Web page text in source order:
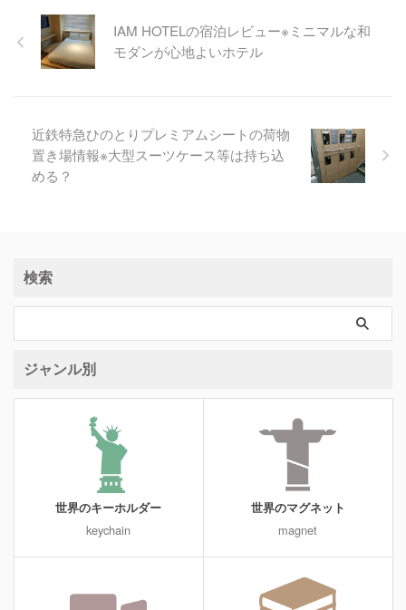
IAM HOTELの宿泊レビュー※ミニマルな和
モダンが心地よいホテル
近鉄特急ひのとりプレミアムシートの荷物
置き場情報※大型スーツケース等は持ち込
める？
検索
ジャンル別
世界のキーホルダー
keychain
世界のマグネット
magnet